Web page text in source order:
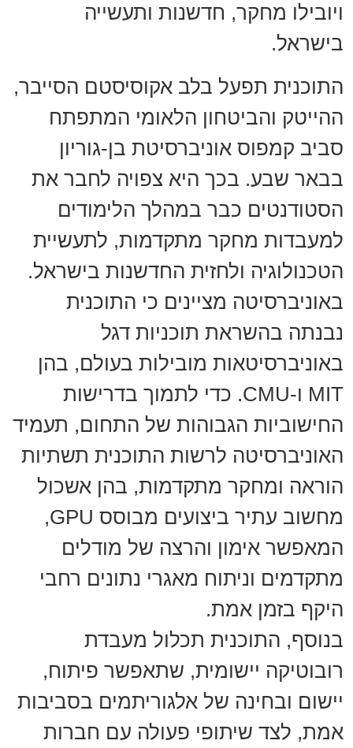
ויובילו מחקר, חדשנות ותעשייה
בישראל.
התוכנית תפעל בלב אקוסיסטם הסייבר,
ההייטק והביטחון הלאומי המתפתח
סביב קמפוס אוניברסיטת בן-גוריון
בבאר שבע. בכך היא צפויה לחבר את
הסטודנטים כבר במהלך הלימודים
למעבדות מחקר מתקדמות, לתעשיית
הטכנולוגיה ולחזית החדשנות בישראל.
באוניברסיטה מציינים כי התוכנית
נבנתה בהשראת תוכניות דגל
באוניברסיטאות מובילות בעולם, בהן
MIT ו-CMU. כדי לתמוך בדרישות
החישוביות הגבוהות של התחום, תעמיד
האוניברסיטה לרשות התוכנית תשתיות
הוראה ומחקר מתקדמות, בהן אשכול
מחשוב עתיר ביצועים מבוסס GPU,
המאפשר אימון והרצה של מודלים
מתקדמים וניתוח מאגרי נתונים רחבי
היקף בזמן אמת.
בנוסף, התוכנית תכלול מעבדת
רובוטיקה יישומית, שתאפשר פיתוח,
יישום ובחינה של אלגוריתמים בסביבות
אמת, לצד שיתופי פעולה עם חברות